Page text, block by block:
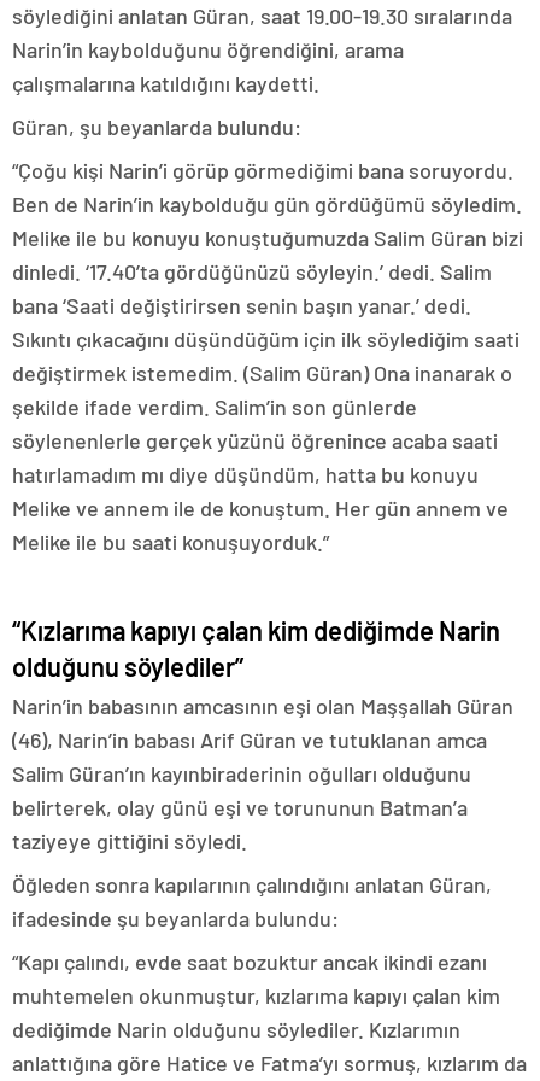
söylediğini anlatan Güran, saat 19.00-19.30 sıralarında
Narin’in kaybolduğunu öğrendiğini, arama
çalışmalarına katıldığını kaydetti.
Güran, şu beyanlarda bulundu:
“Çoğu kişi Narin’i görüp görmediğimi bana soruyordu.
Ben de Narin’in kaybolduğu gün gördüğümü söyledim.
Melike ile bu konuyu konuştuğumuzda Salim Güran bizi
dinledi. ‘17.40’ta gördüğünüzü söyleyin.’ dedi. Salim
bana ‘Saati değiştirirsen senin başın yanar.’ dedi.
Sıkıntı çıkacağını düşündüğüm için ilk söylediğim saati
değiştirmek istemedim. (Salim Güran) Ona inanarak o
şekilde ifade verdim. Salim’in son günlerde
söylenenlerle gerçek yüzünü öğrenince acaba saati
hatırlamadım mı diye düşündüm, hatta bu konuyu
Melike ve annem ile de konuştum. Her gün annem ve
Melike ile bu saati konuşuyorduk.”
“Kızlarıma kapıyı çalan kim dediğimde Narin
olduğunu söylediler”
Narin’in babasının amcasının eşi olan Maşşallah Güran
(46), Narin’in babası Arif Güran ve tutuklanan amca
Salim Güran’ın kayınbiraderinin oğulları olduğunu
belirterek, olay günü eşi ve torununun Batman’a
taziyeye gittiğini söyledi.
Öğleden sonra kapılarının çalındığını anlatan Güran,
ifadesinde şu beyanlarda bulundu:
“Kapı çalındı, evde saat bozuktur ancak ikindi ezanı
muhtemelen okunmuştur, kızlarıma kapıyı çalan kim
dediğimde Narin olduğunu söylediler. Kızlarımın
anlattığına göre Hatice ve Fatma’yı sormuş, kızlarım da